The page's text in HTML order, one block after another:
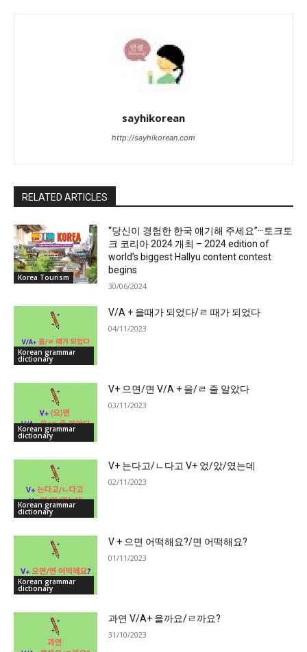
sayhikorean
http://sayhikorean.com
RELATED ARTICLES
Korea Tourism
“당신이 경험한 한국 얘기해 주세요”···토크토
크 코리아 2024 개최 – 2024 edition of
world’s biggest Hallyu content contest
begins
30/06/2024
Korean grammar
dictionary
V/A + 을때가 되었다/ㄹ 때가 되었다
04/11/2023
Korean grammar
dictionary
V+ 으면/면 V/A + 을/ㄹ 줄 알았다
03/11/2023
Korean grammar
dictionary
V+ 는다고/ㄴ다고 V+ 었/았/였는데
02/11/2023
Korean grammar
dictionary
V + 으면 어떡해요?/면 어떡해요?
01/11/2023
과연 V/A+ 을까요/ㄹ까요?
31/10/2023